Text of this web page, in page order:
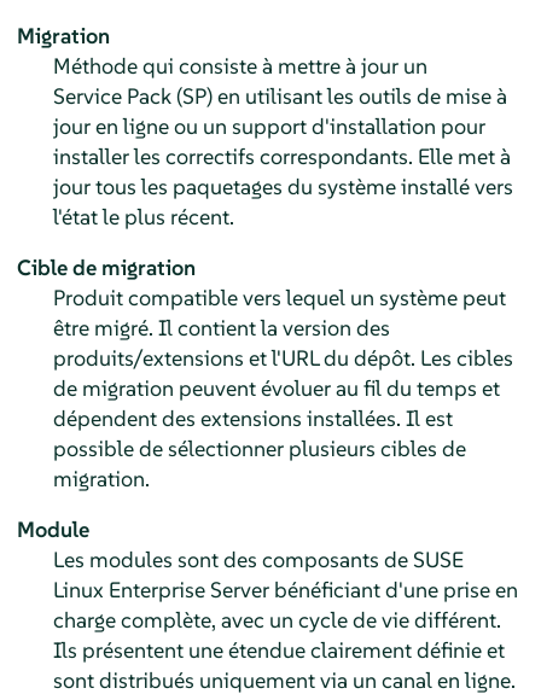
Migration
Méthode qui consiste à mettre à jour un
Service Pack (SP) en utilisant les outils de mise à
jour en ligne ou un support d'installation pour
installer les correctifs correspondants. Elle met à
jour tous les paquetages du système installé vers
l'état le plus récent.
Cible de migration
Produit compatible vers lequel un système peut
être migré. Il contient la version des
produits/extensions et l'URL du dépôt. Les cibles
de migration peuvent évoluer au fil du temps et
dépendent des extensions installées. Il est
possible de sélectionner plusieurs cibles de
migration.
Module
Les modules sont des composants de SUSE
Linux Enterprise Serverbénéficiant d'une prise en
charge complète, avec un cycle de vie différent.
Ils présentent une étendue clairement définie et
sont distribués uniquement via un canal en ligne.